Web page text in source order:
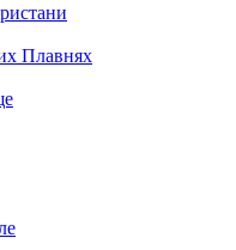
Плавнях